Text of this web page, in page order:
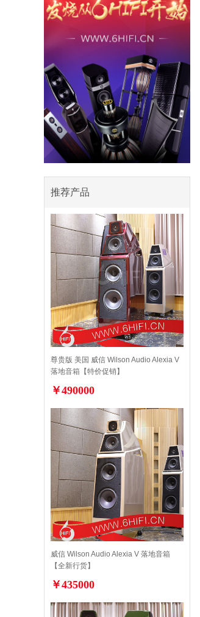
推荐产品
尊贵版 美国 威信 Wilson Audio Alexia V
落地音箱【特价促销】
￥490000
威信 Wilson Audio Alexia V 落地音箱
【全新行货】
￥435000